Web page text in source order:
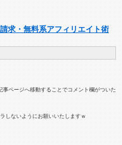
求・無料系アフィリエイト術
ページへ移動することでコメント欄がついた
しないようにお願いいたしますｗ